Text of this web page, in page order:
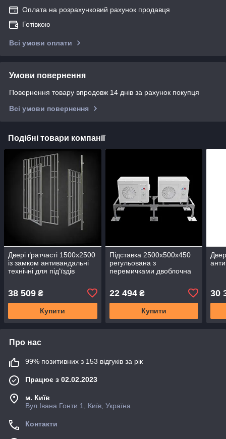
Оплата на розрахунковий рахунок продавця
Готівкою
Всі умови оплати
Умови повернення
Повернення товару впродовж 14 днів за рахунок покупця
Всі умови повернення
Подібні товари компанії
Двері ґратчасті 1500х2500
із замком антивандальні
технічні для під'їздів
38 509 ₴
Купити
Підставка 2500х500х450
регульована з
перемичками двоблочна
22 494₴
Купити
30
Про нас
99% позитивних з 153 відгуків за рік
Працює з 02.02.2023
м. Київ
Вул.Івана Гонти 1, Київ, Україна
Контакти